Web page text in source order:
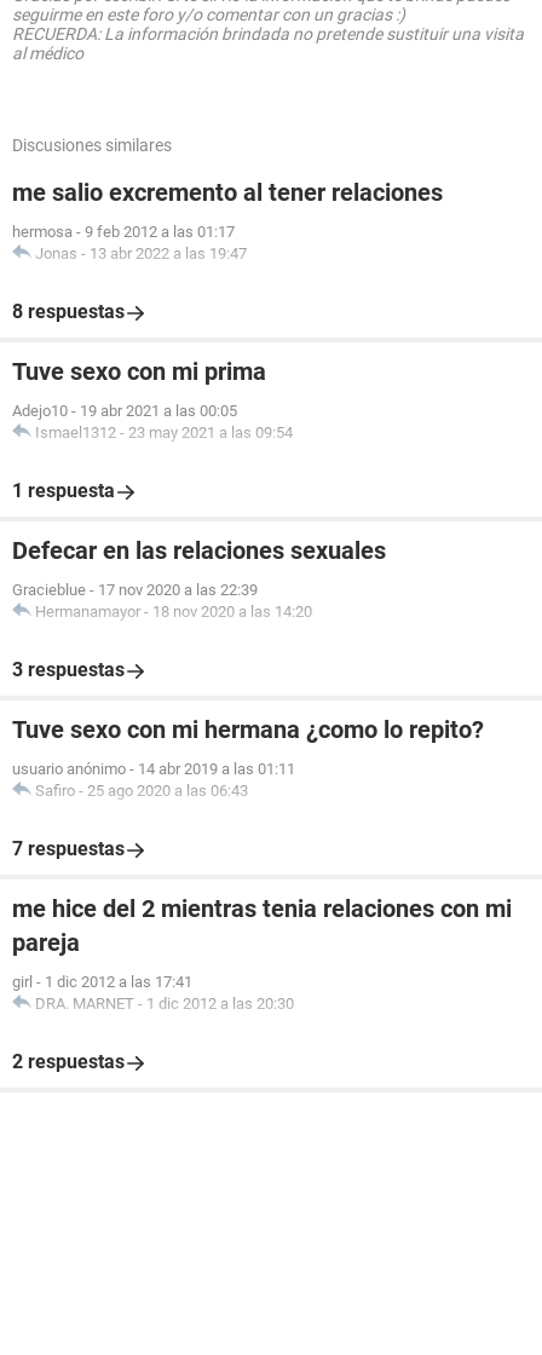
seguirme en este foro y/o comentar con un gracias :)
RECUERDA: La información brindada no pretende sustituir una visita
al médico
Discusiones similares
me salio excremento al tener relaciones
hermosa - 9 feb 2012 a las 01:17
Jonas - 13 abr 2022 a las 19:47
8 respuestas
Tuve sexo con mi prima
Adejo10 - 19 abr 2021 a las 00:05
Ismael1312 - 23 may 2021 a las 09:54
1 respuesta
Defecar en las relaciones sexuales
Gracieblue - 17 nov 2020 a las 22:39
Hermanamayor - 18 nov 2020 a las 14:20
3 respuestas
Tuve sexo con mi hermana ¿como lo repito?
usuario anónimo - 14 abr 2019 a las 01:11
Safiro - 25 ago 2020 a las 06:43
7 respuestas
me hice del 2 mientras tenia relaciones con mi
pareja
girl - 1 dic 2012 a las 17:41
DRA. MARNET - 1 dic 2012 a las 20:30
2 respuestas